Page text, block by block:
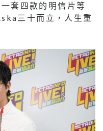
套四款的明信片等
三十而立，人生重